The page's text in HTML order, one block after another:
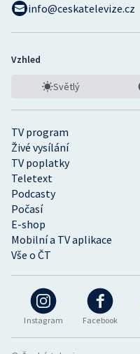
Instagram Facebook
TV program
Živé vysílání
TV poplatky
Teletext
Podcasty
Počasí
E-shop
Mobilní a TV aplikace
Vše o ČT
info@ceskatelevize.cz
Vzhled
Světlý